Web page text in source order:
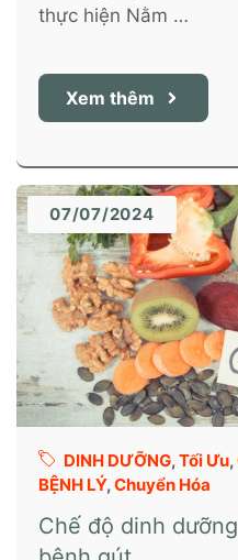
thực hiện Nằm …
Xem thêm
07/07/2024
DINH DƯỠNG,Tối Ưu,
BỆNH LÝ,Chuyển Hóa
Chế độ dinh